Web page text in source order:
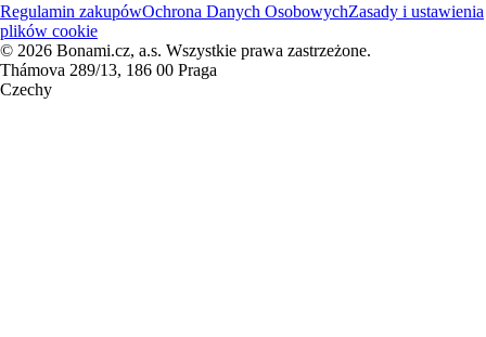
Regulamin zakupówOchrona Danych OsobowychZasady i ustawienia
plików cookie
© 2026 Bonami.cz, a.s. Wszystkie prawa zastrzeżone.
Thámova 289/13, 186 00 Praga
Czechy